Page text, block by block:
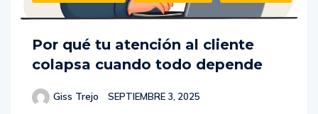
Por qué tu atención al cliente
colapsa cuando todo depende
Giss Trejo SEPTIEMBRE 3, 2025